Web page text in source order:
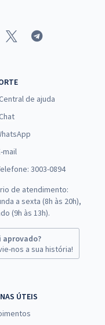
de ajuda
mail
3003-0894
de atendimento:
a sexta (8h às 20h),
(9h às 13h).
aprovado?
nos a sua história!
ÚTEIS